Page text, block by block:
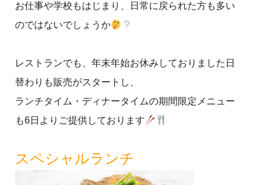
お仕事や学校もはじまり、日常に戻られた方も多い
のではないでしょうか
レストランでも、年末年始お休みしておりました日
替わりも販売がスタートし、
ランチタイム・ディナータイムの期間限定メニュー
も6日よりご提供しております
スペシャルランチ